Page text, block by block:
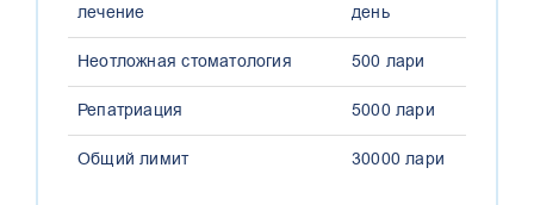
лечение
день
Неотложная стоматология 500 лари
Репатриация 5000 лари
Общий лимит 30000 лари